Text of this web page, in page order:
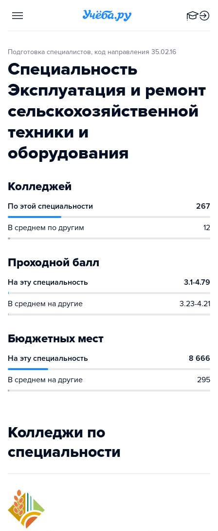
Подготовка специалистов, код направления 35.02.16
Специальность
Эксплуатация и ремонт
сельскохозяйственной
техники и
оборудования
Колледжей
По этой специальности 267
В среднем по другим 12
Проходной балл
На эту специальность 3.1-4.79
В среднем на другие 3.23-4.21
Бюджетных мест
На эту специальность 8 666
В среднем на другие 295
Колледжи по
специальности